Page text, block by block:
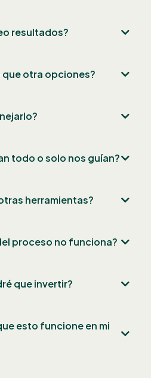
resultados?
que otra opciones?
todo o solo nos guían?
herramientas?
proceso no funciona?
que invertir?
esto funcione en mi